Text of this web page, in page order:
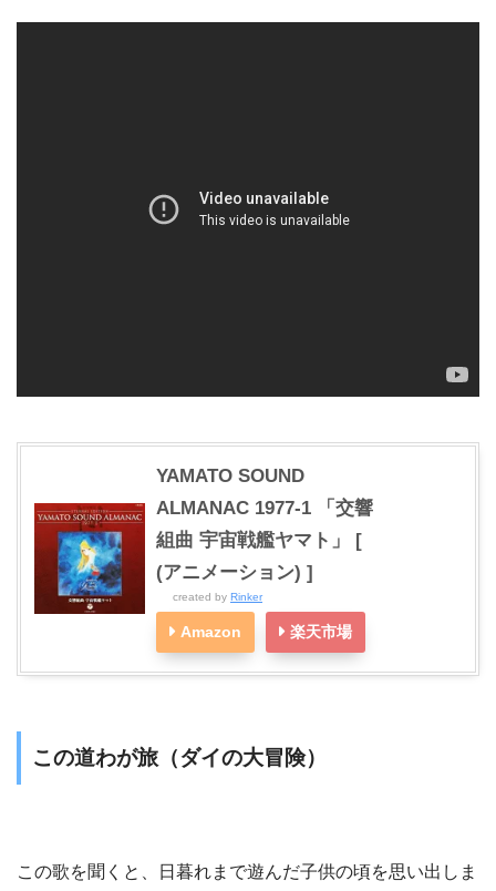
YAMATO SOUND
ALMANAC 1977-1 「交響
組曲 宇宙戦艦ヤマト」 [
(アニメーション) ]
created by Rinker
Amazon 楽天市場
この道わが旅（ダイの大冒険）
この歌を聞くと、日暮れまで遊んだ子供の頃を思い出しま